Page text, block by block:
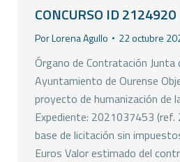
CONCURSO ID 2124920
PorLorena Agullo 22 octubre
Órgano de Contratación Junta
Ayuntamiento de Ourense
proyecto de humanización de
Expediente: 2021037453
base de licitación sin
Euros Valor estimado del